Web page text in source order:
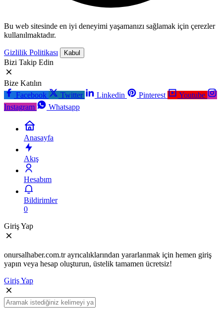
Bu web sitesinde en iyi deneyimi yaşamanızı sağlamak için çerezler
kullanılmaktadır.
Gizlilik Politikası Kabul
Bizi Takip Edin
Bize Katılın
Facebook
Twitter Linkedin Pinterest
Youtube
Instagram
Whatsapp
Anasayfa
Akış
Hesabım
Bildirimler
0
Giriş Yap
onursalhaber.com.tr ayrıcalıklarından yararlanmak için hemen giriş
yapın veya hesap oluşturun, üstelik tamamen ücretsiz!
Giriş Yap